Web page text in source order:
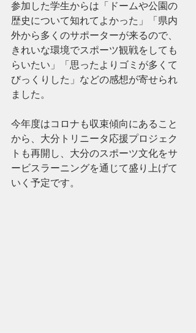
参加した学生からは「ドームや公園の
歴史について知れてよかった」「県内
外から多くのサポーターが来るので、
きれいな環境でスポーツ観戦をしても
らいたい」「思ったよりゴミが多くて
びっくりした」などの感想が寄せられ
ました。
今年度はコロナも収束傾向にあること
から、大分トリニータ応援プロジェク
トも再開し、大分のスポーツ文化をサ
ービスラーニングを通じて盛り上げて
いく予定です。